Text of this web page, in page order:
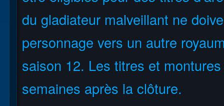
du gladiateur malveillant ne
personnage vers un autre
saison 12. Les titres et
semaines après la clôture.